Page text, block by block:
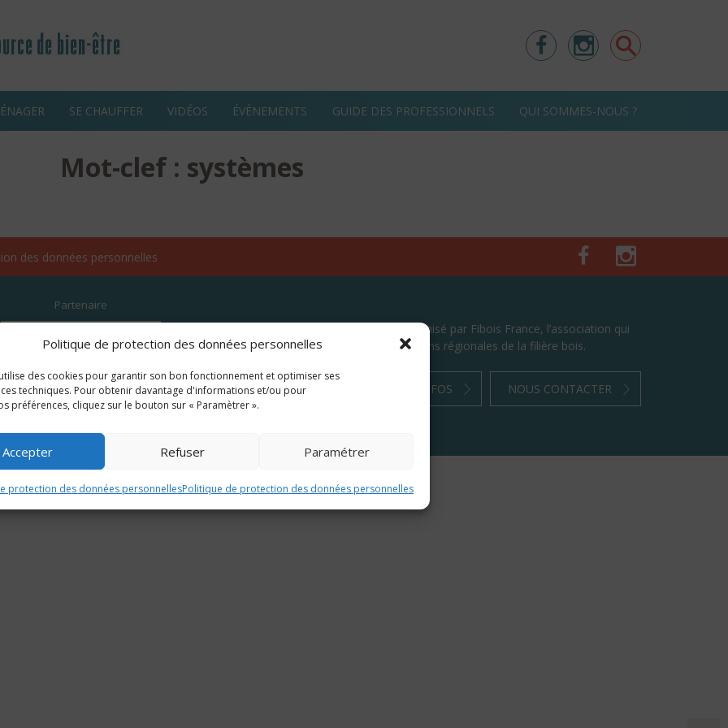
Politique de protection des données personnelles
des cookies pour garantir son bon fonctionnement et optimiser ses
techniques. Pour obtenir davantage d'informations et/ou pour
préférences, cliquez sur le bouton sur « Paramètrer ».
Accepter Refuser Paramétrer
protection des données personnellesPolitique de protection des données personnelles
FacebookInstagram
SE CHAUFFER VIDÉOS ÉVÈNEMENTS GUIDE DES PROFESSIONNELS QUI SOMMES-NOUS ?
Mot-clef : systèmes
des données personnelles Facebook
Partenaire
Habiter Bois est un évènement organisé par Fibois France, l’association qui
regroupe et fédère les interprofessions régionales de la filière bois.
NOUS CONTACTER
PLUS D’INFOS
©2017 - 2026Fibois France - Site réalisé par